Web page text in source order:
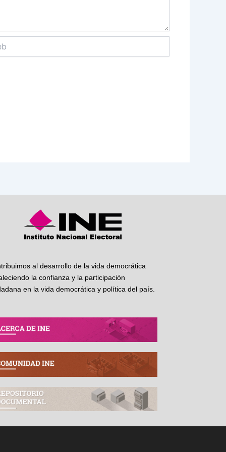
al desarrollo de la vida democrática
la confianza y la participación
en la vida democrática y política del país.